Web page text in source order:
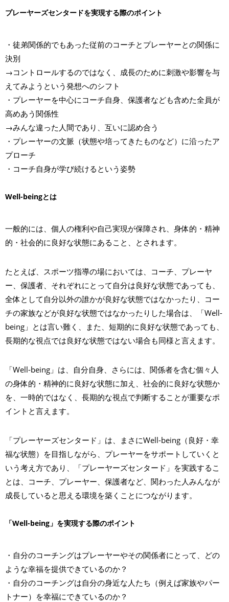
プレーヤーズセンタードを実現する際のポイント
・徒弟関係的でもあった従前のコーチとプレーヤーとの関係に
決別
→コントロールするのではなく、成長のために刺激や影響を与
えてみようという発想へのシフト
・プレーヤーを中心にコーチ自身、保護者なども含めた全員が
高めあう関係性
→みんな違った人間であり、互いに認め合う
・プレーヤーの文脈（状態や培ってきたものなど）に沿ったア
プローチ
・コーチ自身が学び続けるという姿勢
Well-beingとは
一般的には、個人の権利や自己実現が保障され、身体的・精神
的・社会的に良好な状態にあること、とされます。
たとえば、スポーツ指導の場においては、コーチ、プレーヤ
ー、保護者、それぞれにとって自分は良好な状態であっても、
全体として自分以外の誰かが良好な状態ではなかったり、コー
チの家族などが良好な状態ではなかったりした場合は、「Well-
being」とは言い難く、また、短期的に良好な状態であっても、
長期的な視点では良好な状態ではない場合も同様と言えます。
「Well-being」は、自分自身、さらには、関係者を含む個々人
の身体的・精神的に良好な状態に加え、社会的に良好な状態か
を、一時的ではなく、長期的な視点で判断することが重要なポ
イントと言えます。
「プレーヤーズセンタード」は、まさにWell-being（良好・幸
福な状態）を目指しながら、プレーヤーをサポートしていくと
いう考え方であり、「プレーヤーズセンタード」を実践するこ
とは、コーチ、プレーヤー、保護者など、関わった人みんなが
成長していると思える環境を築くことにつながります。
「Well-being」を実現する際のポイント
・自分のコーチングはプレーヤーやその関係者にとって、どの
ような幸福を提供できているのか？
・自分のコーチングは自分の身近な人たち（例えば家族やパー
トナー）を幸福にできているのか？